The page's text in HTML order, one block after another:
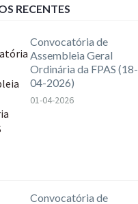
RECENTES
Convocatória de
Assembleia Geral
Ordinária da FPAS (18-
04-2026)
01-04-2026
Convocatória de